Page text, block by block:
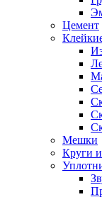
Цемент
Мешки
Круги